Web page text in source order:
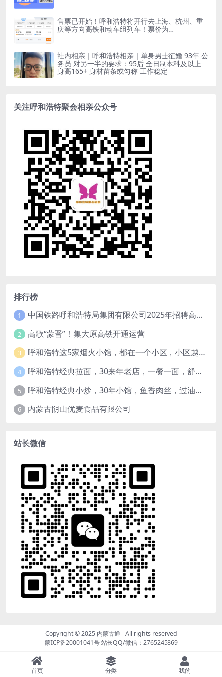
售票已开始！呼和浩特将开行去上海、杭州、重
庆等方向高铁和动车组列车！票价为…
社内相亲｜呼和浩特相亲｜单身男士征婚 93年 公
务员 对另一半的要求：95后 全日制本科及以上
身高165+ 身材苗条或匀称 工作稳定
关注呼和浩特聚会相亲公众号
排行榜
1 中国铁路呼和浩特局集团有限公司2025年招聘高校毕业生公告（1月15日截止）
2 高歌“蒙晋”！集大原高铁开通运营
3 呼和浩特这5家烟火小馆，都在一个小区，小区越老，小店“越破”，越有味道
4 呼和浩特经典拉面，30来年老店，一餐一面，舒服！
5 呼和浩特经典小炒，30年小馆，鱼香肉丝，过油肉土豆片，干炸里脊，全了！
6 内蒙古阴山优麦食品有限公司
站长微信
Copyright © 2025 内蒙古通 - All rights reserved
蒙ICP备20001041号站长QQ/微信：2765245869
首页 分类 我的